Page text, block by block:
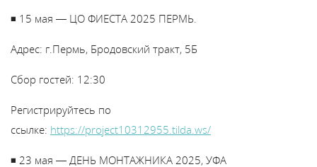
◾️ 15 мая — ЦО ФИЕСТА 2025 ПЕРМЬ.
Адрес: г.Пермь, Бродовский тракт, 5Б
Сбор гостей: 12:30
Регистрируйтесь по
ссылке: https://project10312955.tilda.ws/
◾️ 23 мая — ДЕНЬ МОНТАЖНИКА 2025, УФА